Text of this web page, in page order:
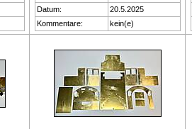
Datum:
20.5.2025
Kommentare:
kein(e)